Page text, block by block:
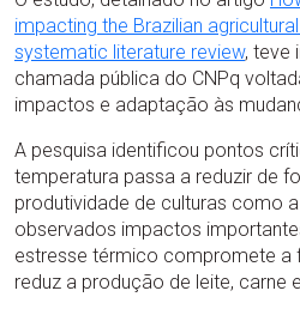
impacting the Brazilian
systematic literature review, teve
chamada pública do CNPq
impactos e adaptação às
A pesquisa identificou pontos
temperatura passa a reduzir de
produtividade de culturas como
observados impactos
estresse térmico compromete a
reduz a produção de leite, carne